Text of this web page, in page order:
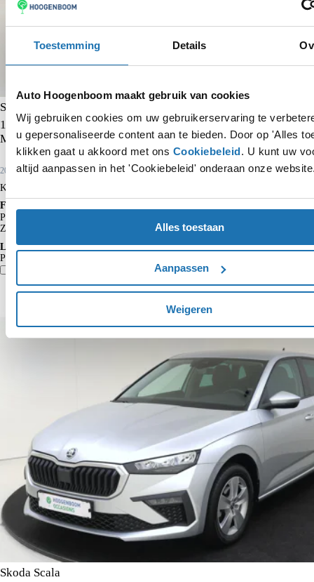
Toestemming Details
Auto Hoogenboom maakt gebruik van cookies
Wij gebruiken cookies om uw gebruikerservaring te
u gepersonaliseerde content aan te bieden. Door op 'Alles
klikken gaat u akkoord met ons Cookiebeleid. U kunt uw
altijd aanpassen in het 'Cookiebeleid' onderaan onze
Alles toestaan
Aanpassen
Weigeren
Skoda Kamiq
1.0 TSI Ambition | CarPlay | Climate control | Cruise control |
Multimedia scherm middel | Parkeersensoren achter |
2024 58.650 km Benzine
Kopen
Financieren p/m vanaf
Particulier
Zakelijk
Lease p/m vanaf
Particulier*
Skoda Scala